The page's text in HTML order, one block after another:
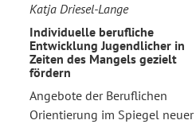
Katja Driesel-Lange
Individuelle berufliche
Entwicklung Jugendlicher in
Zeiten des Mangels gezielt
fördern
Angebote der Beruflichen
Orientierung im Spiegel neuer